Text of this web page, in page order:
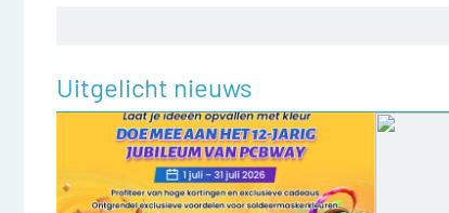
Uitgelicht nieuws